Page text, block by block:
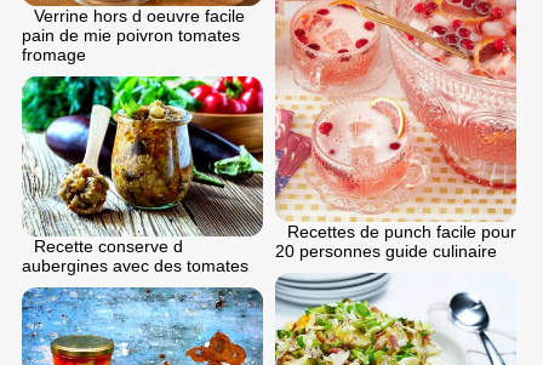
Verrine hors d oeuvre facile
pain de mie poivron tomates
fromage
Recettes de punch facile pour
20 personnes guide culinaire
Recette conserve d
aubergines avec des tomates